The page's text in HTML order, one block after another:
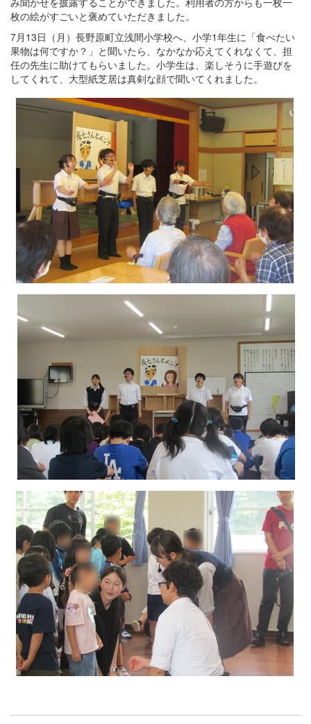
枚の絵がすごいと褒めていただきました。
7月13日（月）長野原町立浅間小学校へ、小学1年生に「食べたい
果物は何ですか？」と聞いたら、なかなか応えてくれなくて、担
任の先生に助けてもらいました。小学生は、楽しそうに手遊びを
してくれて、大型紙芝居は真剣な顔で聞いてくれました。